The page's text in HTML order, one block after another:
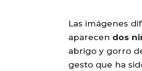
Las imágenes
aparecen dos
abrigo y gorro
gesto que ha